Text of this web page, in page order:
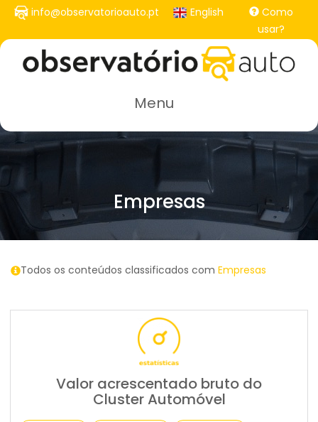
Passar
o
conteúdo
principal
info@observatorioauto.pt English
Como
usar?
Menu
Empresas
Todos os conteúdos classificados com Empresas
Valor acrescentado bruto do
Cluster Automóvel